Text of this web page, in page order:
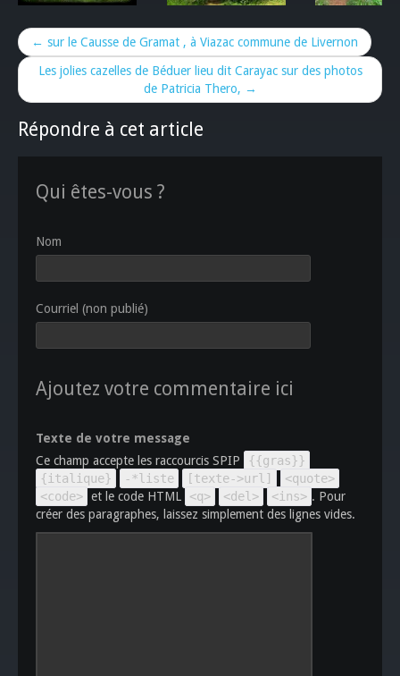
← sur le Causse de Gramat , à Viazac commune de Livernon
Les jolies cazelles de Béduer lieu dit Carayac sur des photos
de Patricia Thero, →
Répondre à cet article
Qui êtes-vous ?
Nom
Courriel (non publié)
Ajoutez votre commentaire ici
Texte de votre message
Ce champ accepte les raccourcis SPIP
{{gras}}
{italique}
-*liste [texte->url]
<quote>
<code> et le code HTML <q> <del> <ins> . Pour
créer des paragraphes, laissez simplement des lignes vides.